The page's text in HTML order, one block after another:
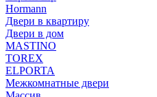
Hormann
Двери в квартиру
Двери в дом
MASTINO
TOREX
ELPORTA
Межкомнатные двери